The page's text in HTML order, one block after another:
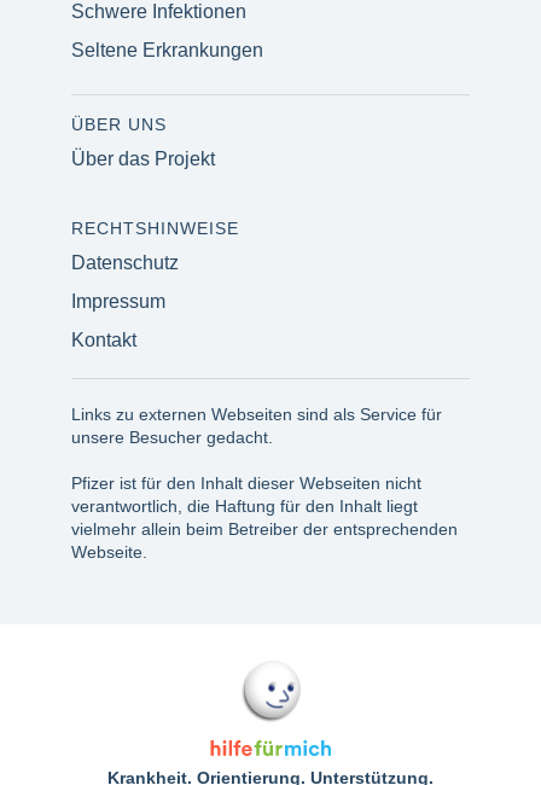
Schwere Infektionen
Seltene Erkrankungen
ÜBER UNS
Über das Projekt
RECHTSHINWEISE
Datenschutz
Impressum
Kontakt
Links zu externen Webseiten sind als Service für
unsere Besucher gedacht.
Pfizer ist für den Inhalt dieser Webseiten nicht
verantwortlich, die Haftung für den Inhalt liegt
vielmehr allein beim Betreiber der entsprechenden
Webseite.
Krankheit. Orientierung. Unterstützung.